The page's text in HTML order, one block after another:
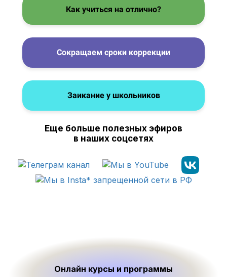
Как учиться на отлично?
Сокращаем сроки коррекции
Заикание у школьников
Еще больше полезных эфиров
в наших соцсетях
Онлайн курсы и программы